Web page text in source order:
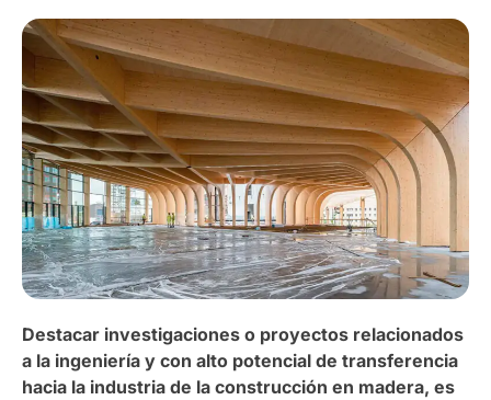
Destacar investigaciones o proyectos relacionados
a la ingeniería y con alto potencial de transferencia
hacia la industria de la construcción en madera, es